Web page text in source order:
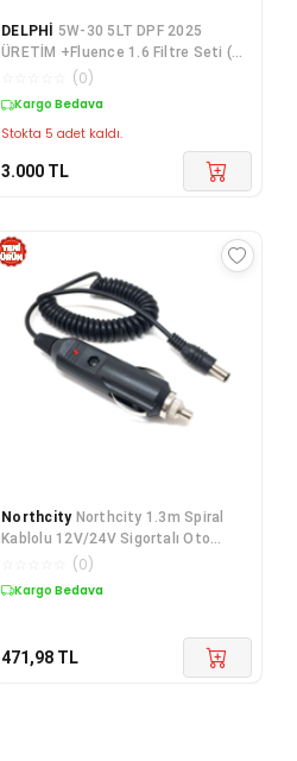
DELPHİ
5W-30 5LT DPF 2025
ÜRETİM +Fluence 1.6 Filtre Seti (
Hava -Yağ - Polen FİLTRESİ
(0)
Kargo Bedava
Stokta 5 adet kaldı.
3.000 TL
Northcity Northcity 1.3m Spiral
Kablolu 12V/24V Sigortalı Oto
Çakmak Fişi A
(0)
Kargo Bedava
471,98 TL